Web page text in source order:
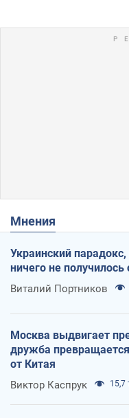
Мнения
Украинский
ничего не получилось
Виталий Портников
Москва выдвигает
дружба
от Китая
Виктор Каспрук 15,7